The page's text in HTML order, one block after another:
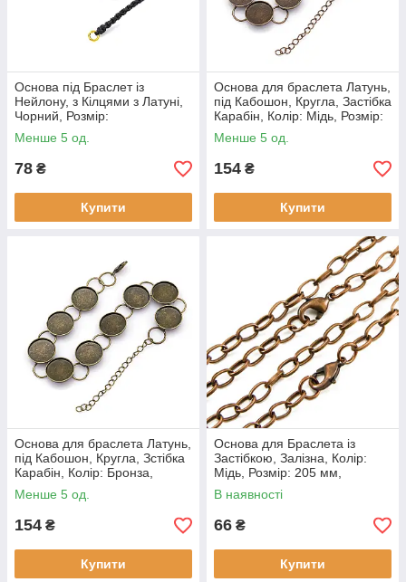
Основа під Браслет із
Нейлону, з Кілцями з Латуні,
Чорний, Розмір:
140~175x4~7.5 мм, Діаметр
кільця: 5~7мм, (1 шт.)
Менше 5 од.
78 ₴
Купити
Основа для браслета Латунь,
під Кабошон, Кругла, Застібка
Карабін, Колір: Мідь, Розмір:
Довжина 210 мм, (1 шт)
Менше 5 од.
154 ₴
Купити
Основа для браслета Латунь,
під Кабошон, Кругла, Зстібка
Карабін, Колір: Бронза,
Розмір: Довжина 210 мм, (1
шт)
Менше 5 од.
154 ₴
Купити
Основа для Браслета із
Застібкою, Залізна, Колір:
Мідь, Розмір: 205 мм,
Товщина: 1x0.8мм, Карабін:
12x7x3мм, (5 шт.)
В наявності
66 ₴
Купити